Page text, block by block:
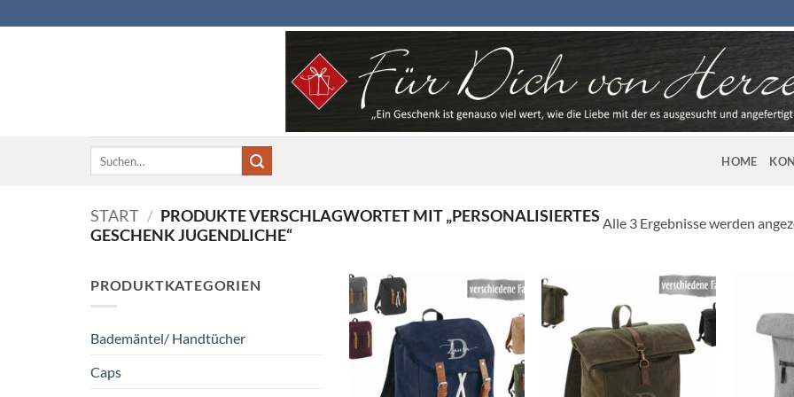
Inhalt
Suchen
HOME
START / PRODUKTE VERSCHLAGWORTET MIT „PERSONALISIERTES
GESCHENK JUGENDLICHE“
Alle 3 Ergebnisse werden
PRODUKTKATEGORIEN
Bademäntel/ Handtücher
Caps